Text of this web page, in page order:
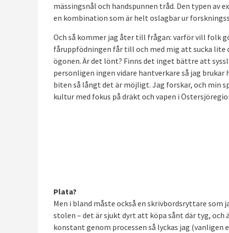
mässingsnål och handspunnen tråd. Den typen
en kombination som är helt oslagbar ur
Och så kommer jag åter till frågan: varför vill folk
fåruppfödningen får till och med mig att sucka lite
ögonen. Är det lönt? Finns det inget bättre att
personligen ingen vidare hantverkare så jag brukar
biten så långt det är möjligt. Jag forskar, och min
kultur med fokus på dräkt och vapen i
Plata?
Men i bland måste också en skrivbordsryttare som
stolen – det är sjukt dyrt att köpa sånt där tyg, och
konstant genom processen så lyckas jag (vanligen